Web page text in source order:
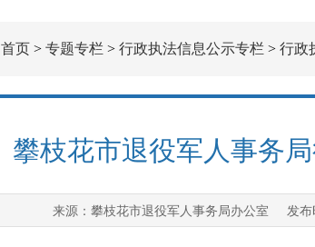
首页 > 专题专栏 > 行政执法信息公示专栏 > 行政
攀枝花市退役军人事务
来源： 攀枝花市退役军人事务局办公室 发布